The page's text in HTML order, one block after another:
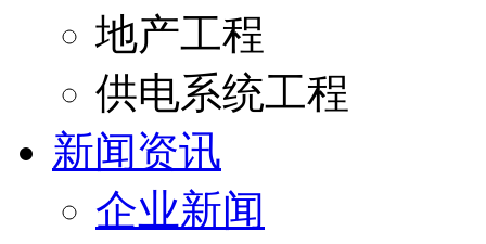
地产工程
供电系统工程
新闻资讯
企业新闻